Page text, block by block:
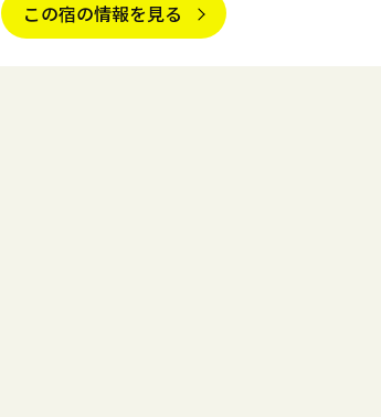
この宿の情報を見る